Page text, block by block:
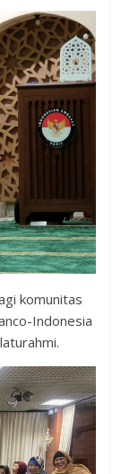
komunitas
Indonesia